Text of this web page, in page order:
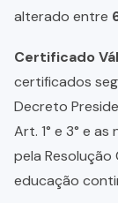
alterado entre
Certificado
certificados
Decreto
Art. 1° e 3° e
pela Resolução
educação